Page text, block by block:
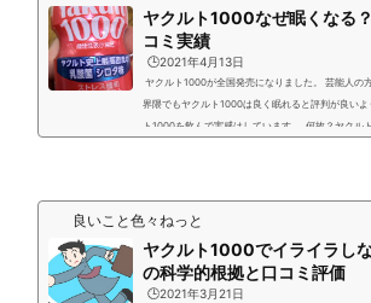
ヤクルト1000なぜ眠くなる
コミ実績
🕒️2021年4月13日
ヤクルト1000が全国発売になりました。 芸能人の
界隈でもヤクルト1000は良く眠れると評判が良い
ト1000を飲んで実感はしています。 何故？ヤクル
的根拠のデーターも発表されていましたので...
良いこと色々ねっと
ヤクルト1000でイライラし
の科学的根拠と口コミ評価
🕒️2021年3月21日